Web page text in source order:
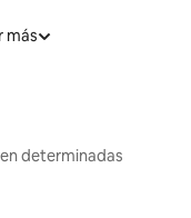
más
determinadas